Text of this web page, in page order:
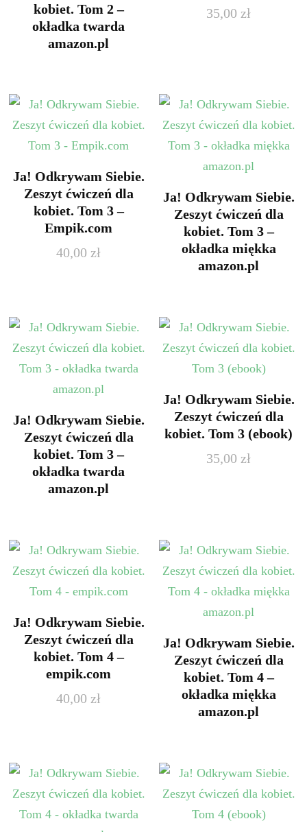
kobiet. Tom 2 –
okładka twarda
amazon.pl
35,00 zł
Ja! Odkrywam Siebie.
Zeszyt ćwiczeń dla
kobiet. Tom 3 –
Empik.com
40,00 zł
Ja! Odkrywam Siebie.
Zeszyt ćwiczeń dla
kobiet. Tom 3 –
okładka miękka
amazon.pl
Ja! Odkrywam Siebie.
Zeszyt ćwiczeń dla
kobiet. Tom 3 –
okładka twarda
amazon.pl
Ja! Odkrywam Siebie.
Zeszyt ćwiczeń dla
kobiet. Tom 3 (ebook)
35,00 zł
Ja! Odkrywam Siebie.
Zeszyt ćwiczeń dla
kobiet. Tom 4 –
empik.com
40,00 zł
Ja! Odkrywam Siebie.
Zeszyt ćwiczeń dla
kobiet. Tom 4 –
okładka miękka
amazon.pl